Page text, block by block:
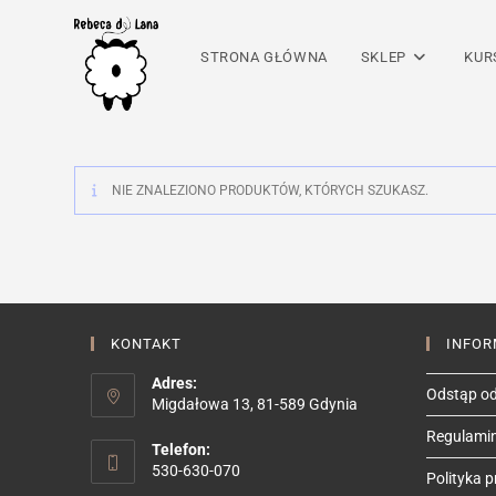
STRONA GŁÓWNA SKLEP
NIE ZNALEZIONO PRODUKTÓW, KTÓRYCH SZUKASZ.
KONTAKT
Adres:
Migdałowa 13, 81-589 Gdynia
Telefon:
530-630-070
Odstąp
Polityka